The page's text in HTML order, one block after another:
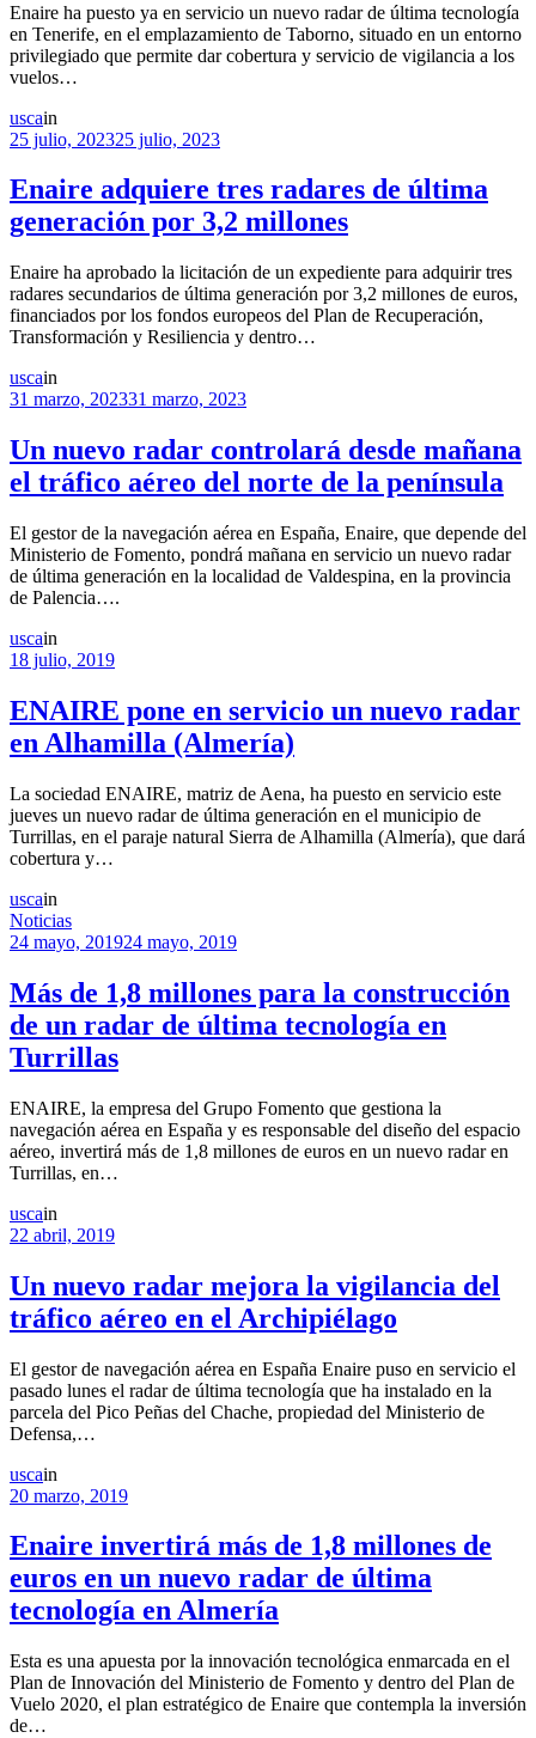
Enaire ha puesto ya en servicio un nuevo radar de última tecnología
en Tenerife, en el emplazamiento de Taborno, situado en un entorno
privilegiado que permite dar cobertura y servicio de vigilancia a los
vuelos…
uscain
25 julio, 202325 julio, 2023
Enaire adquiere tres radares de última
generación por 3,2 millones
Enaire ha aprobado la licitación de un expediente para adquirir tres
radares secundarios de última generación por 3,2 millones de euros,
financiados por los fondos europeos del Plan de Recuperación,
Transformación y Resiliencia y dentro…
uscain
31 marzo, 202331 marzo, 2023
Un nuevo radar controlará desde mañana
el tráfico aéreo del norte de la península
El gestor de la navegación aérea en España, Enaire, que depende del
Ministerio de Fomento, pondrá mañana en servicio un nuevo radar
de última generación en la localidad de Valdespina, en la provincia
de Palencia….
uscain
18 julio, 2019
ENAIRE pone en servicio un nuevo radar
en Alhamilla (Almería)
La sociedad ENAIRE, matriz de Aena, ha puesto en servicio este
jueves un nuevo radar de última generación en el municipio de
Turrillas, en el paraje natural Sierra de Alhamilla (Almería), que dará
cobertura y…
uscain
Noticias
24 mayo, 201924 mayo, 2019
Más de 1,8 millones para la construcción
de un radar de última tecnología en
Turrillas
ENAIRE, la empresa del Grupo Fomento que gestiona la
navegación aérea en España y es responsable del diseño del espacio
aéreo, invertirá más de 1,8 millones de euros en un nuevo radar en
Turrillas, en…
uscain
22 abril, 2019
Un nuevo radar mejora la vigilancia del
tráfico aéreo en el Archipiélago
El gestor de navegación aérea en España Enaire puso en servicio el
pasado lunes el radar de última tecnología que ha instalado en la
parcela del Pico Peñas del Chache, propiedad del Ministerio de
Defensa,…
uscain
20 marzo, 2019
Enaire invertirá más de 1,8 millones de
euros en un nuevo radar de última
tecnología en Almería
Esta es una apuesta por la innovación tecnológica enmarcada en el
Plan de Innovación del Ministerio de Fomento y dentro del Plan de
Vuelo 2020, el plan estratégico de Enaire que contempla la inversión
de…